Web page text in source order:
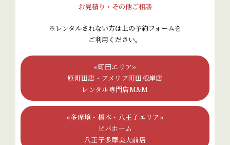
お見積り・その他ご相談
※レンタルされない方は上の予約フォームを
ご利用ください。
«町田エリア»
原町田店・アメリア町田根岸店
レンタル専門店M&M
«多摩境・橋本・八王子エリア»
ビバホーム
八王子多摩美大前店